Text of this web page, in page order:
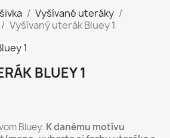
Vyšívané uteráky
Vyšívaný uterák Bluey 1
BLUEY 1
Bluey. K danému motívu